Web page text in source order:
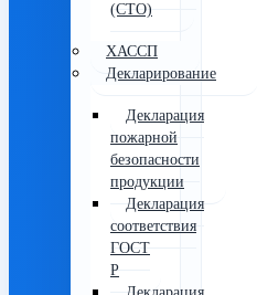
(СТО)
ХАССП
Декларирование
Декларация
пожарной
безопасности
продукции
Декларация
соответствия
ГОСТ
Р